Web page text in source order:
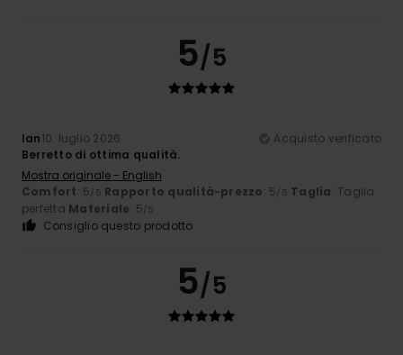
5/5
Ian10. luglio 2026
Acquisto verificato
Berretto di ottima qualità.
Mostra originale - English
Comfort: 5/5 Rapporto qualità-prezzo: 5/5 Taglia: Taglia
perfetta Materiale: 5/5
Consiglio questo prodotto
5/5